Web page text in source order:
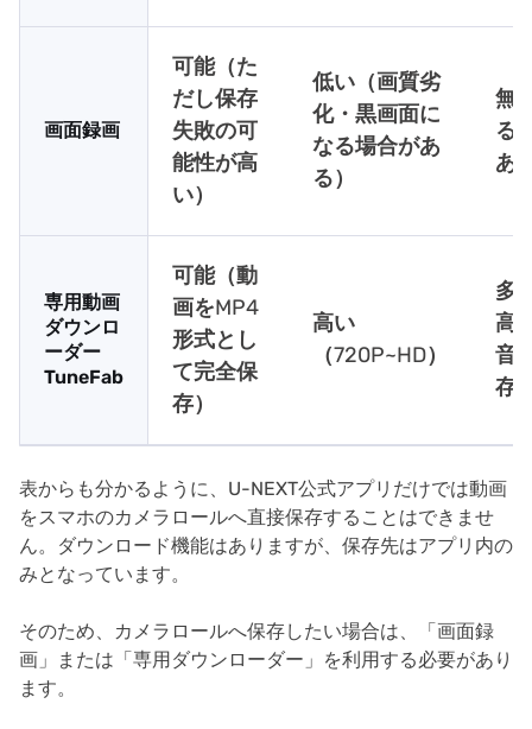
画面録画
可能（た
だし保存
失敗の可
能性が高
い）
低い（画質劣
化・黒画面に
なる場合があ
る）
無
る
あ
専用動画
ダウンロ
ーダー
TuneFab
可能（動
画をMP4
形式とし
て完全保
存）
高い
（720P~HD）
多
高
音
存
表からも分かるように、U-NEXT公式アプリだけでは動画
をスマホのカメラロールへ直接保存することはできませ
ん。ダウンロード機能はありますが、保存先はアプリ内の
みとなっています。
そのため、カメラロールへ保存したい場合は、「画面録
画」または「専用ダウンローダー」を利用する必要があり
ます。